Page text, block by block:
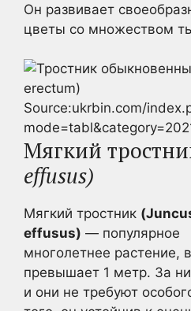
Он развивает
цветы со множеством
Source:ukrbin.com/
Мягкий
effusus)
Мягкий тростник
effusus) — популярное
многолетнее растение,
превышает 1 метр. За
и они не требуют